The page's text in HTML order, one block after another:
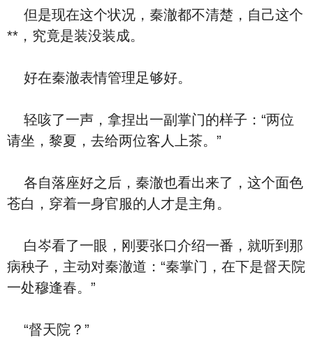
但是现在这个状况，秦澈都不清楚，自己这个
**，究竟是装没装成。
好在秦澈表情管理足够好。
轻咳了一声，拿捏出一副掌门的样子：“两位
请坐，黎夏，去给两位客人上茶。”
各自落座好之后，秦澈也看出来了，这个面色
苍白，穿着一身官服的人才是主角。
白岑看了一眼，刚要张口介绍一番，就听到那
病秧子，主动对秦澈道：“秦掌门，在下是督天院
一处穆逢春。”
“督天院？”